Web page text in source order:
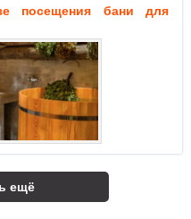
посещения бани для
ещё